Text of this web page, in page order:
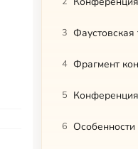
3 Фаустовская
4 Фрагмент
5
6